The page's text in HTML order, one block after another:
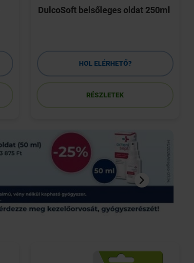
DulcoSoft belsőleges oldat 250ml
HOL ELÉRHETŐ?
RÉSZLETEK